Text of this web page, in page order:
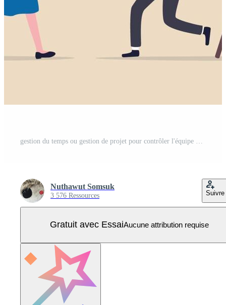
Nuthawut Somsuk
3 576 Ressources Suivre
Gratuit avec EssaiAucune attribution requise